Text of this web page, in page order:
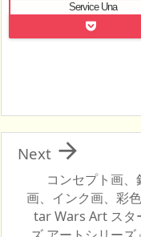
Service Una
コンセプト画、
画、インク画、彩
tar Wars Art スタ

Next